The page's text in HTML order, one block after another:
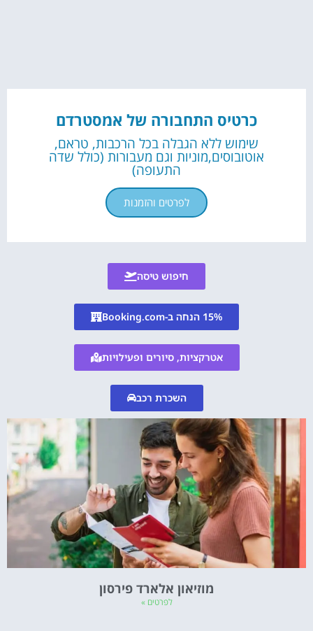
כרטיס התחבורה של אמסטרדם
שימוש ללא הגבלה בכל הרכבות, טראם,
אוטובוסים,מוניות וגם מעבורות (כולל שדה
התעופה)
לפרטים והזמנות
חיפוש טיסה
15% הנחה ב-Booking.com
אטרקציות, סיורים ופעילויות
השכרת רכב
מוזיאון אלארד פירסון
לפרטים »